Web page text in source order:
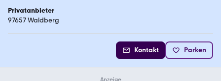
Privatanbieter
97657 Waldberg
Kontakt Parken